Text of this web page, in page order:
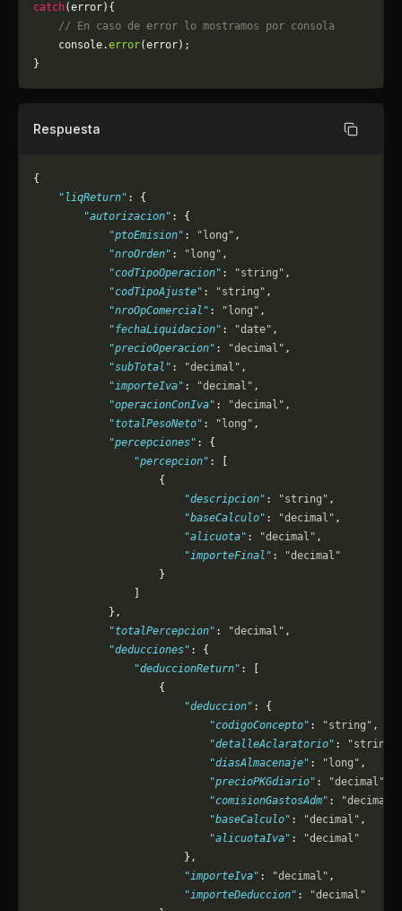
catch(error){
    // En caso de error lo mostramos por consola
	console.
error(error);
}
Respuesta Copiar
{
    "liqReturn"
: {
        "autorizacion"
: {
            "ptoEmision"
: "long" ,
            "nroOrden"
: "long" ,
            "codTipoOperacion"
: "string" ,
            "codTipoAjuste"
: "string" ,
            "nroOpComercial"
: "long" ,
            "fechaLiquidacion"
: "date" ,
            "precioOperacion"
: "decimal" ,
            "subTotal"
: "decimal" ,
            "importeIva"
: "decimal" ,
            "operacionConIva"
: "decimal" ,
            "totalPesoNeto"
: "long" ,
            "percepciones"
: {
                "percepcion"
: [
                    {
                        "descripcion"
: "string" ,
                        "baseCalculo"
: "decimal" ,
                        "alicuota"
: "decimal" ,
                        "importeFinal"
:
"decimal"
                    }
            },
            "totalPercepcion"
: "decimal" ,
            "deducciones"
: {
                "deduccionReturn"
: [
                    {
                        "deduccion"
: {
                            "codigoConcepto"
: "string" ,
                            "detalleAclaratorio"
: "string"
                            "diasAlmacenaje"
: "long" ,
                            "precioPKGdiario"
: "decimal"
                            "comisionGastosAdm"
: "decimal"
                            "baseCalculo"
: "decimal" ,
                            "alicuotaIva"
:
"decimal"
                        },
                        "importeIva"
: "decimal" ,
                        "importeDeduccion"
:
"decimal"